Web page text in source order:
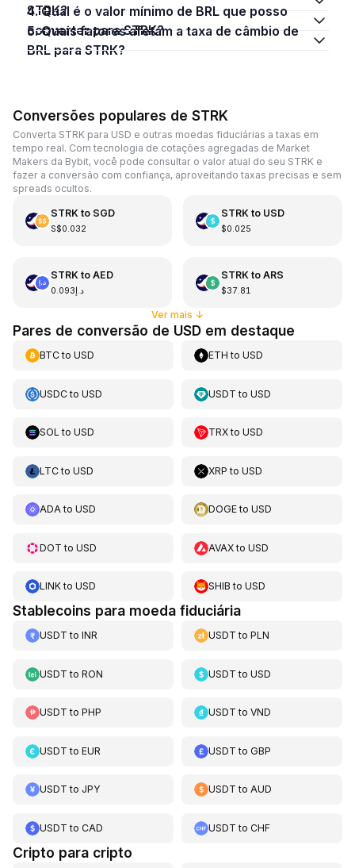
STRK?
4. Qual é o valor mínimo de BRL que posso
converter para STRK?
5. Quais fatores afetam a taxa de câmbio de
BRL para STRK?
Conversões populares de STRK
Converta STRK para USD e outras moedas fiduciárias a taxas em
tempo real. Com tecnologia de cotações agregadas de Market
Makers da Bybit, você pode consultar o valor atual do seu STRK e
fazer a conversão com confiança, aproveitando taxas precisas e sem
spreads ocultos.
STRKto SGD
S$0.032
STRKto USD
$0.025
STRKto AED
د.إ0.093
STRKto ARS
$37.81
Ver mais ↓
Pares de conversão de USD em destaque
BTCto USD ETH toUSD
USDCto USD USDT toUSD
SOL to USD TRXtoUSD
LTCto USD XRP toUSD
ADAto USD DOGEtoUSD
DOT to USD AVAXtoUSD
LINKto USD SHIB toUSD
Stablecoins para moeda fiduciária
USDT to INR USDT toPLN
USDT to RON USDT toUSD
USDT to PHP USDT toVND
USDT to EUR USDT toGBP
USDT to JPY USDT toAUD
USDT to CAD USDT toCHF
Cripto para cripto